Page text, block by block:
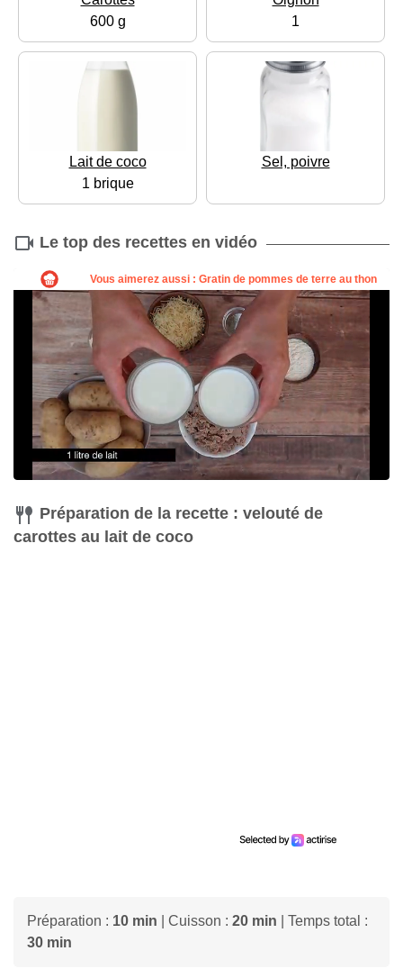
600 g
1
Lait de coco
1 brique
Sel, poivre
Le top des recettes en vidéo
Préparation de la recette : velouté de
carottes au lait de coco
Préparation : 10 min | Cuisson : 20 min | Temps total :
30 min